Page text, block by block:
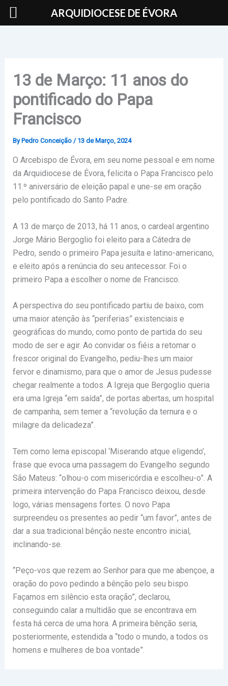
Skip
13 de Março: 11 anos do
pontificado do Papa
Francisco
By Pedro Conceição / 13 de Março, 2024
O Arcebispo de Évora, em seu nome pessoal e em nome
da Arquidiocese de Évora, felicita o Papa Francisco pelo
11.º aniversário de eleição papal e une-se em oração
pelo pontificado do Santo Padre.
A 13 de março de 2013, há 11 anos, o cardeal argentino
Jorge Mário Bergoglio foi eleito para a Cátedra de
Pedro, sendo o primeiro Papa jesuíta e latino-americano,
e eleito após a renúncia do seu antecessor. Foi o
primeiro Papa a escolher o nome de Francisco.
A perspectiva do seu pontificado partiu de baixo, com
uma maior atenção às “periferias” existenciais e
geográficas do mundo, como ponto de partida do seu
modo de ser e agir. Ao convidar os fiéis a retomar o
frescor original do Evangelho, pediu-lhes um maior
fervor e dinamismo, para que o amor de Jesus pudesse
chegar realmente a todos. A Igreja que Bergoglio queria
era uma Igreja “em saída”, de portas abertas, um hospital
de campanha, sem temer a “revolução da ternura e o
milagre da delicadeza”.
Tem como lema episcopal ‘Miserando atque eligendo’,
frase que evoca uma passagem do Evangelho segundo
São Mateus: “olhou-o com misericórdia e escolheu-o”. A
primeira intervenção do Papa Francisco deixou, desde
logo, várias mensagens fortes. O novo Papa
surpreendeu os presentes ao pedir “um favor”, antes de
dar a sua tradicional bênção neste encontro inicial,
inclinando-se.
“Peço-vos que rezem ao Senhor para que me abençoe, a
oração do povo pedindo a bênção pelo seu bispo.
Façamos em silêncio esta oração”, declarou,
conseguindo calar a multidão que se encontrava em
festa há cerca de uma hora. A primeira bênção seria,
posteriormente, estendida a “todo o mundo, a todos os
homens e mulheres de boa vontade”.
ARQUIDIOCESE DE ÉVORA